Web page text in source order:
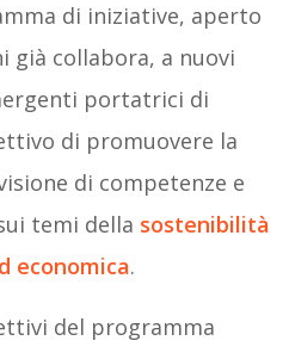
di iniziative, aperto
già collabora, a nuovi
portatrici di
di promuovere la
di competenze e
temi della sostenibilità
economica.
del programma